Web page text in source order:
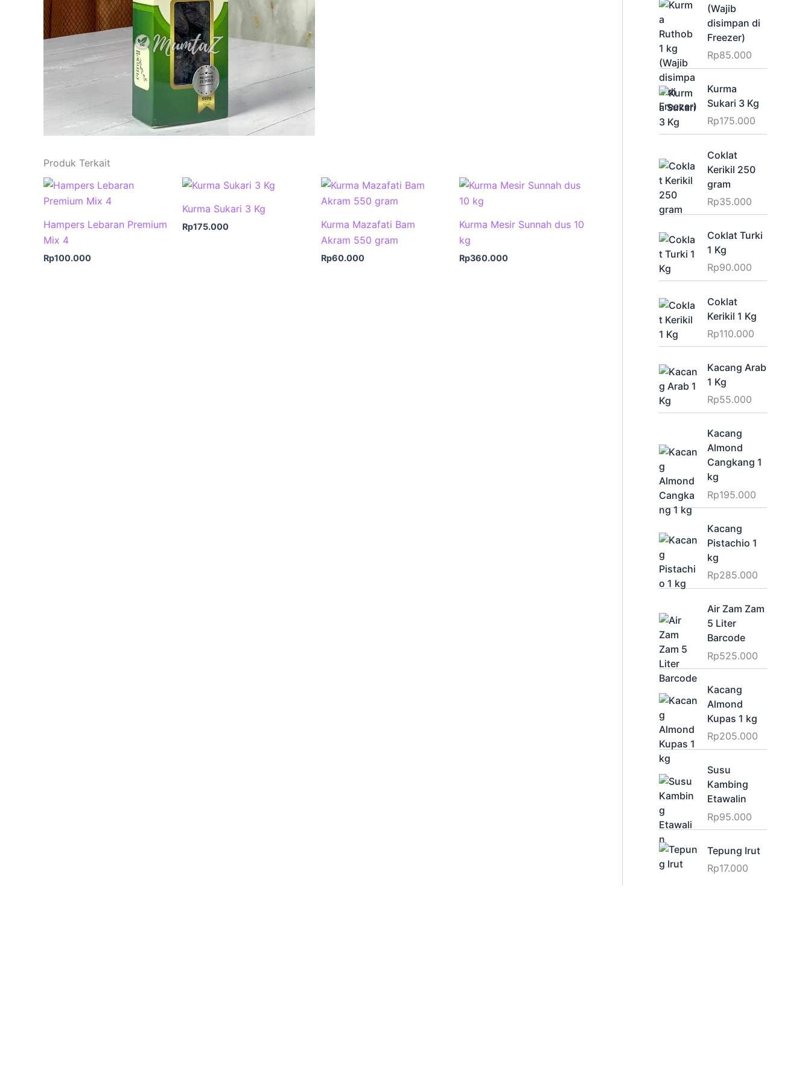
Produk Terkait
Hampers Lebaran Premium
Mix 4
Rp100.000
Kurma Sukari 3 Kg
Rp175.000
Kurma Mazafati Bam
Akram 550 gram
Rp60.000
Kurma Mesir Sunnah dus 10
kg
Rp360.000
(Wajib
disimpan di
Freezer)
Rp85.000
Kurma
Sukari 3 Kg
Rp175.000
Coklat
Kerikil 250
gram
Rp35.000
Coklat Turki
1 Kg
Rp90.000
Coklat
Kerikil 1 Kg
Rp110.000
Kacang Arab
1 Kg
Rp55.000
Kacang
Almond
Cangkang 1
kg
Rp195.000
Kacang
Pistachio 1
kg
Rp285.000
Air Zam Zam
5 Liter
Barcode
Rp525.000
Kacang
Almond
Kupas 1 kg
Rp205.000
Susu
Kambing
Etawalin
Rp95.000
Tepung Irut
Rp17.000